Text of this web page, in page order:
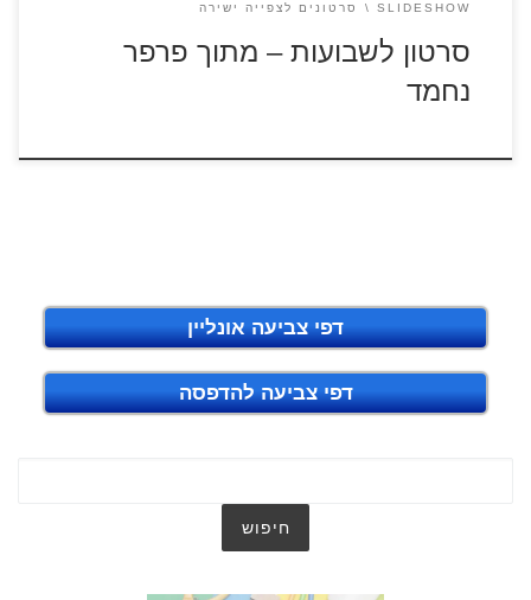
SLIDESHOW סרטונים לצפייה ישירה
סרטון לשבועות – מתוך פרפר
נחמד
דפי צביעה אונליין
דפי צביעה להדפסה